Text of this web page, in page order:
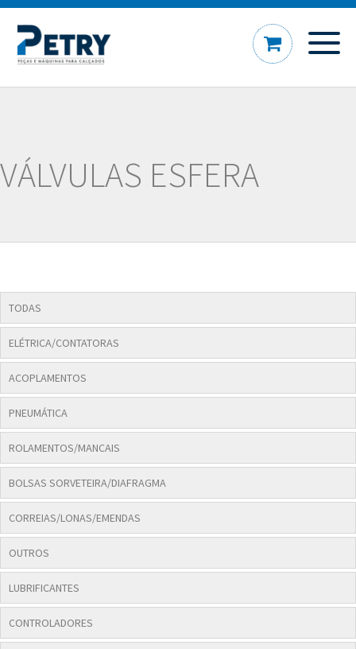
VÁLVULAS ESFERA
TODAS
ELÉTRICA/CONTATORAS
ACOPLAMENTOS
PNEUMÁTICA
ROLAMENTOS/MANCAIS
BOLSAS SORVETEIRA/DIAFRAGMA
CORREIAS/LONAS/EMENDAS
OUTROS
LUBRIFICANTES
CONTROLADORES